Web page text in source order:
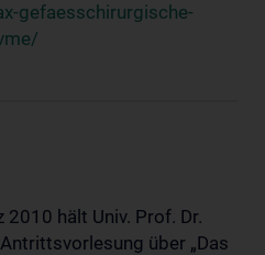
gefaesschirurgische-
hält Univ. Prof. Dr.
über „Das